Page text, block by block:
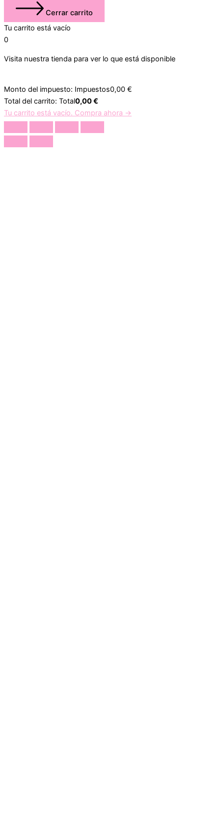
Cerrar carrito
Tu carrito está vacío
0
Visita nuestra tienda para ver lo que está disponible
Monto del impuesto: Impuestos0,00 €
Total del carrito: Total0,00€
Tu carrito está vacío. Compra ahora →